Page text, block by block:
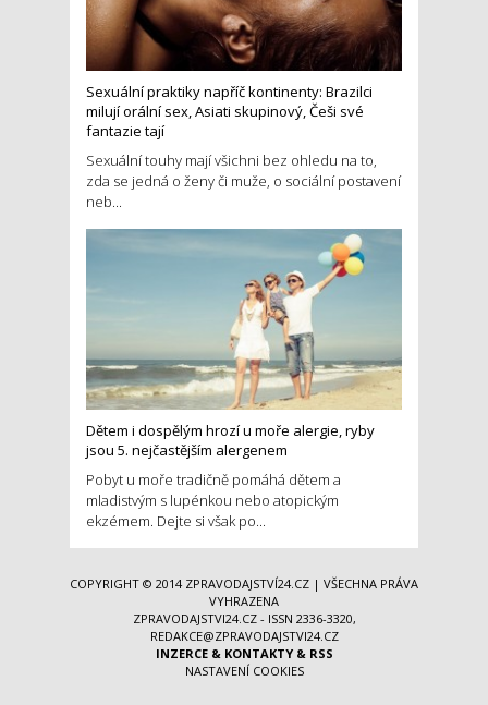
Sexuální praktiky napříč kontinenty: Brazilci
milují orální sex, Asiati skupinový, Češi své
fantazie tají
Sexuální touhy mají všichni bez ohledu na to,
zda se jedná o ženy či muže, o sociální postavení
neb...
Dětem i dospělým hrozí u moře alergie, ryby
jsou 5. nejčastějším alergenem
Pobyt u moře tradičně pomáhá dětem a
mladistvým s lupénkou nebo atopickým
ekzémem. Dejte si však po...
COPYRIGHT © 2014 ZPRAVODAJSTVÍ24.CZ | VŠECHNA PRÁVA
VYHRAZENA
ZPRAVODAJSTVI24.CZ - ISSN 2336-3320,
REDAKCE@ZPRAVODAJSTVI24.CZ
INZERCE& KONTAKTY& RSS
NASTAVENÍ COOKIES